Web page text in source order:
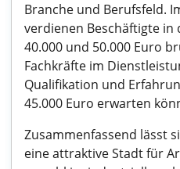
Branche und Berufsfeld.
verdienen Beschäftigte in
40.000 und 50.000 Euro
Fachkräfte im
Qualifikation und
45.000 Euro erwarten
Zusammenfassend lässt
eine attraktive Stadt für